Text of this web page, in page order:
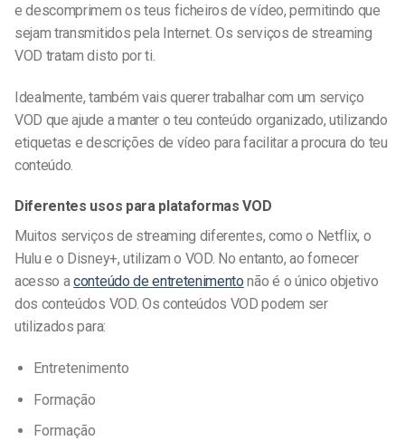
e descomprimem os teus ficheiros de vídeo, permitindo que
sejam transmitidos pela Internet. Os serviços de streaming
VOD tratam disto por ti.
Idealmente, também vais querer trabalhar com um serviço
VOD que ajude a manter o teu conteúdo organizado, utilizando
etiquetas e descrições de vídeo para facilitar a procura do teu
conteúdo.
Diferentes usos para plataformas VOD
Muitos serviços de streaming diferentes, como o Netflix, o
Hulu e o Disney+, utilizam o VOD. No entanto, ao fornecer
acesso aconteúdo de entretenimento não é o único objetivo
dos conteúdos VOD. Os conteúdos VOD podem ser
utilizados para:
Entretenimento
Formação
Formação